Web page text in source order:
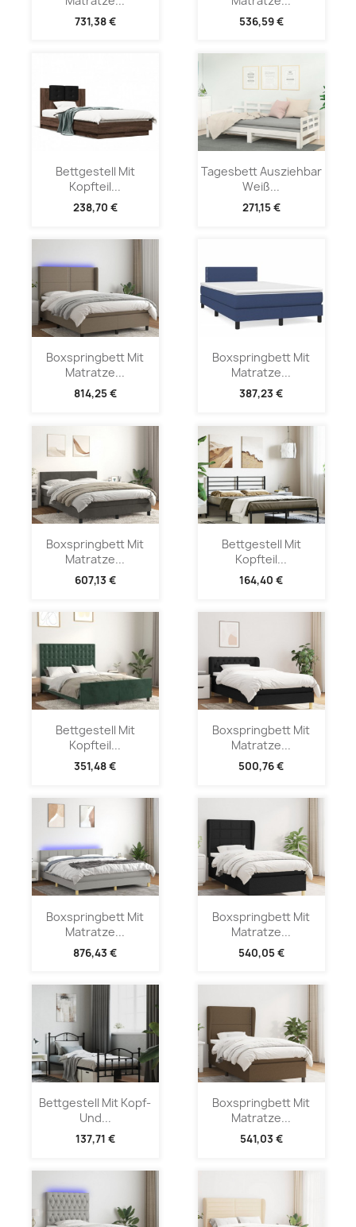
731,38 € 536,59 €
Bettgestell Mit
Kopfteil...
238,70 €
Tagesbett Ausziehbar
Weiß...
271,15 €
Boxspringbett Mit
Matratze...
814,25 €
Boxspringbett Mit
Matratze...
387,23 €
Boxspringbett Mit
Matratze...
607,13 €
Bettgestell Mit
Kopfteil...
164,40 €
Bettgestell Mit
Kopfteil...
351,48 €
Boxspringbett Mit
Matratze...
500,76 €
Boxspringbett Mit
Matratze...
876,43 €
Boxspringbett Mit
Matratze...
540,05 €
Bettgestell Mit Kopf-
Und...
137,71 €
Boxspringbett Mit
Matratze...
541,03 €